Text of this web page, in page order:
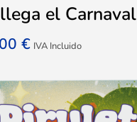
el Carnaval
€ IVA Incluido